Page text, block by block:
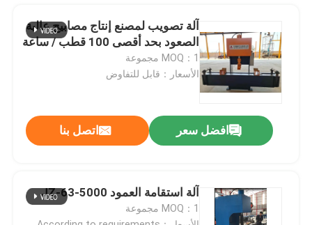
اتصل بنا
أخبار
القضايا
آلة تصويب لمصنع إنتاج مصابيح عالية
الصعود بحد أقصى 100 قطب / ساعة
MOQ：1 مجموعة
الأسعار：قابل للتفاوض
افضل سعر اتصل بنا
آلة استقامة العمود JZ-63-5000
MOQ：1 مجموعة